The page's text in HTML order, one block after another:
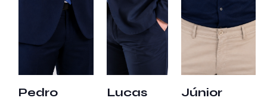
Pedro Lucas Júnior